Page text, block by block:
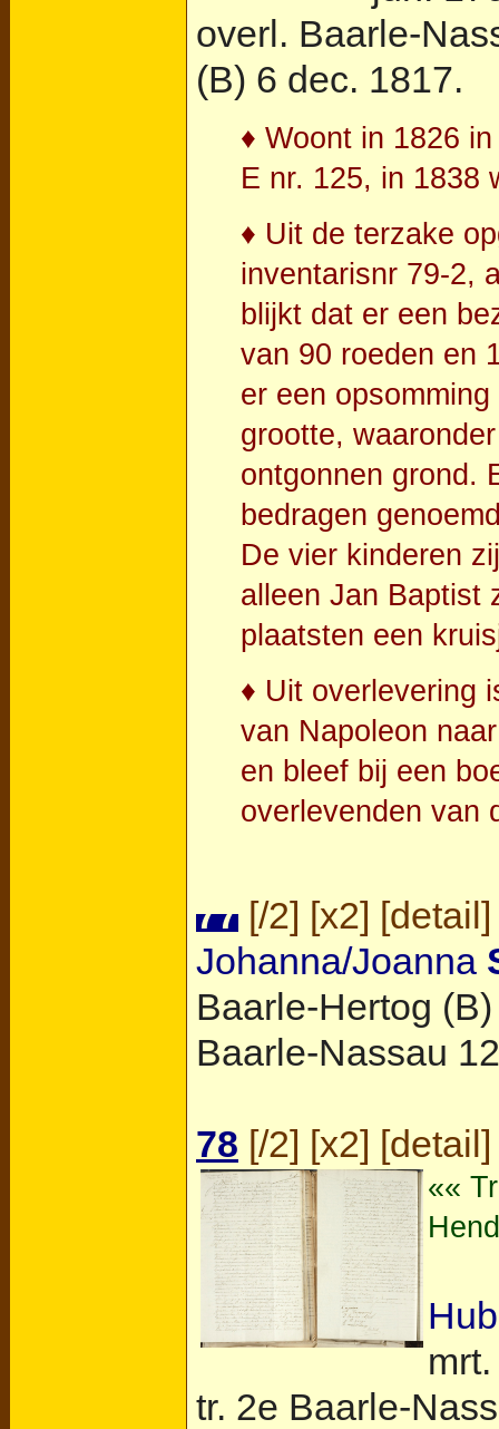
overl. Baarle-
(B) 6 dec. 1817.
♦ Woont in 1826
E nr. 125, in 1838
♦ Uit de terzake
inventarisnr 79-2,
blijkt dat er een
van 90 roeden en
er een
grootte,
ontgonnen grond.
bedragen
De vier kinderen
alleen Jan Baptist
plaatsten een
♦ Uit overlevering
van Napoleon
en bleef bij een
overlevenden van
77 [/2] [x2] [detail]
Johanna/Joanna
Baarle-Hertog (B)
Baarle-Nassau
78 [/2] [x2] [detail]
««
tr. 2e Baarle-